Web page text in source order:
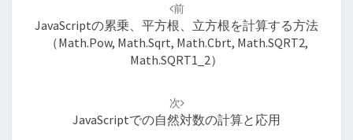
前
JavaScriptの累乗、平方根、立方根を計算する方法
（Math.pow, Math.sqrt, Math.cbrt, Math.SQRT2,
Math.SQRT1_2）
次
JavaScriptでの自然対数の計算と応用